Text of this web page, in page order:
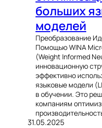
больших
моделей
Преобразование
Помощью WINA
(Weight Informed
инновационную
эффективно
языковые модели
в обучении. Это
компаниям
31.05.2025